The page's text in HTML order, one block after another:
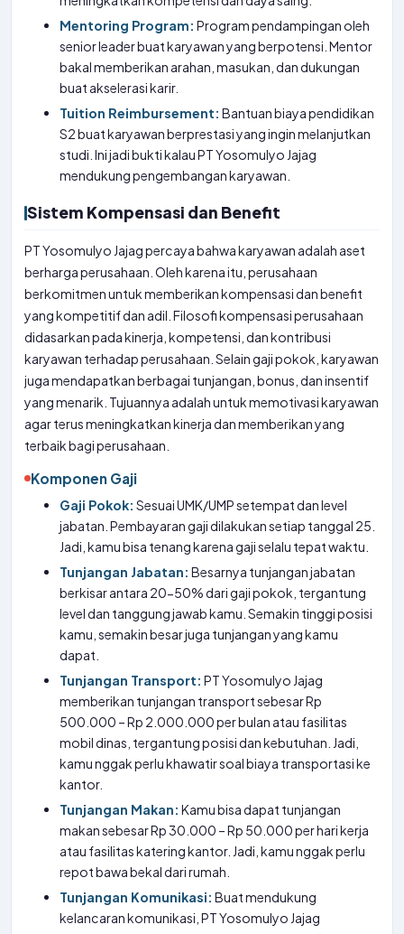
Mentoring Program: Program pendampingan oleh
senior leader buat karyawan yang berpotensi. Mentor
bakal memberikan arahan, masukan, dan dukungan
buat akselerasi karir.
Tuition Reimbursement: Bantuan biaya pendidikan
S2 buat karyawan berprestasi yang ingin melanjutkan
studi. Ini jadi bukti kalau PT Yosomulyo Jajag
mendukung pengembangan karyawan.
Sistem Kompensasi dan Benefit
PT Yosomulyo Jajag percaya bahwa karyawan adalah aset
berharga perusahaan. Oleh karena itu, perusahaan
berkomitmen untuk memberikan kompensasi dan benefit
yang kompetitif dan adil. Filosofi kompensasi perusahaan
didasarkan pada kinerja, kompetensi, dan kontribusi
karyawan terhadap perusahaan. Selain gaji pokok, karyawan
juga mendapatkan berbagai tunjangan, bonus, dan insentif
yang menarik. Tujuannya adalah untuk memotivasi karyawan
agar terus meningkatkan kinerja dan memberikan yang
terbaik bagi perusahaan.
Komponen Gaji
Gaji Pokok: Sesuai UMK/UMP setempat dan level
jabatan. Pembayaran gaji dilakukan setiap tanggal 25.
Jadi, kamu bisa tenang karena gaji selalu tepat waktu.
Tunjangan Jabatan: Besarnya tunjangan jabatan
berkisar antara 20-50% dari gaji pokok, tergantung
level dan tanggung jawab kamu. Semakin tinggi posisi
kamu, semakin besar juga tunjangan yang kamu
dapat.
Tunjangan Transport: PT Yosomulyo Jajag
memberikan tunjangan transport sebesar Rp
500.000 – Rp 2.000.000 per bulan atau fasilitas
mobil dinas, tergantung posisi dan kebutuhan. Jadi,
kamu nggak perlu khawatir soal biaya transportasi ke
kantor.
Tunjangan Makan: Kamu bisa dapat tunjangan
makan sebesar Rp 30.000 – Rp 50.000 per hari kerja
atau fasilitas katering kantor. Jadi, kamu nggak perlu
repot bawa bekal dari rumah.
Tunjangan Komunikasi: Buat mendukung
kelancaran komunikasi, PT Yosomulyo Jajag